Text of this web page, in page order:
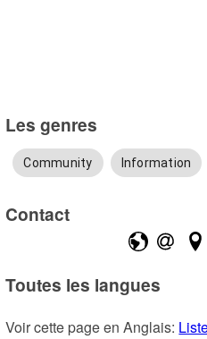
Les genres
Community Information
Contact
Toutes les langues
Voir cette page en Anglais: